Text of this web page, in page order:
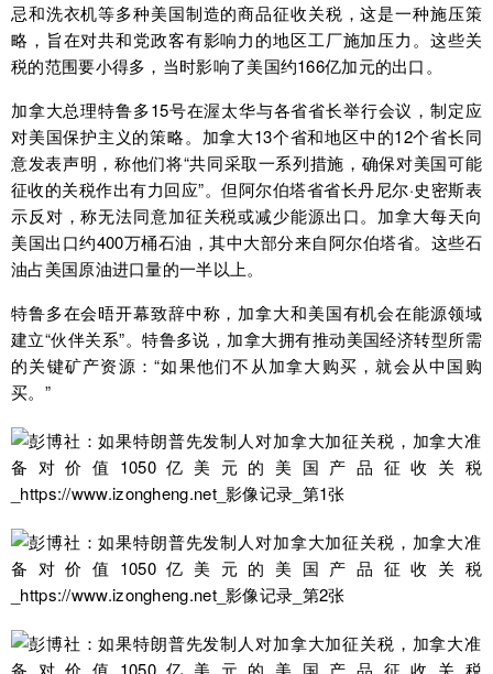
忌和洗衣机等多种美国制造的商品征收关税，这是一种施压策
略，旨在对共和党政客有影响力的地区工厂施加压力。这些关
税的范围要小得多，当时影响了美国约166亿加元的出口。
加拿大总理特鲁多15号在渥太华与各省省长举行会议，制定应
对美国保护主义的策略。加拿大13个省和地区中的12个省长同
意发表声明，称他们将“共同采取一系列措施，确保对美国可能
征收的关税作出有力回应”。但阿尔伯塔省省长丹尼尔·史密斯表
示反对，称无法同意加征关税或减少能源出口。加拿大每天向
美国出口约400万桶石油，其中大部分来自阿尔伯塔省。这些石
油占美国原油进口量的一半以上。
特鲁多在会晤开幕致辞中称，加拿大和美国有机会在能源领域
建立“伙伴关系”。特鲁多说，加拿大拥有推动美国经济转型所需
的关键矿产资源：“如果他们不从加拿大购买，就会从中国购
买。”